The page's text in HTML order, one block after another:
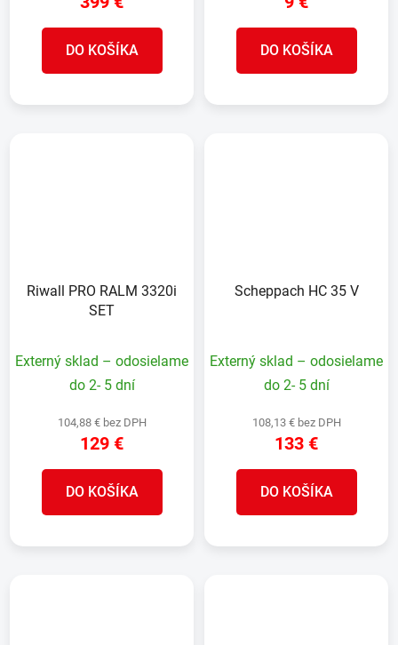
DO KOŠÍKA DO KOŠÍKA
Riwall PRO RALM 3320i
SET
Externý sklad – odosielame
do 2- 5 dní
104,88 € bez DPH
129 €
DO KOŠÍKA
Scheppach HC 35 V
Externý sklad – odosielame
do 2- 5 dní
108,13 € bez DPH
133 €
DO KOŠÍKA